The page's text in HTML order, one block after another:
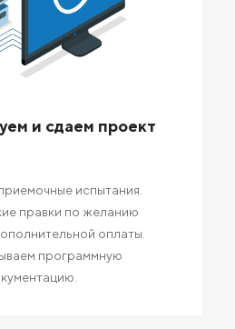
и сдаем проект
испытания.
правки по желанию
оплаты.
программную